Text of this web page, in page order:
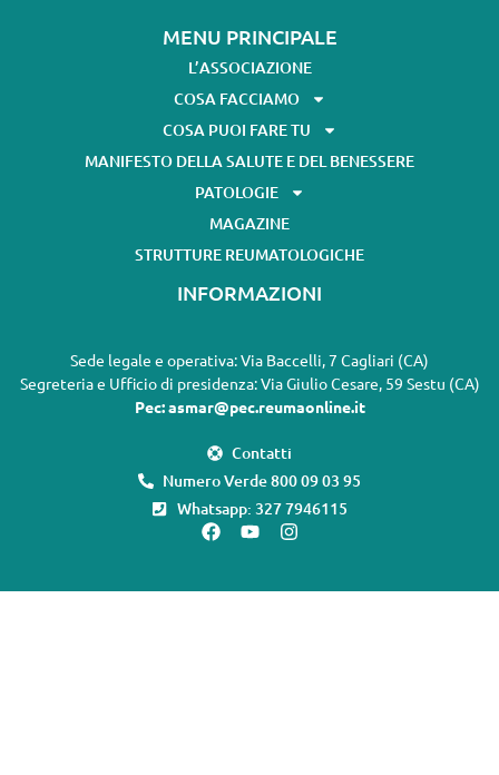
MENU PRINCIPALE
L’ASSOCIAZIONE
COSA FACCIAMO
COSA PUOI FARE TU
MANIFESTO DELLA SALUTE E DEL BENESSERE
PATOLOGIE
MAGAZINE
STRUTTURE REUMATOLOGICHE
INFORMAZIONI
Sede legale e operativa: Via Baccelli, 7 Cagliari (CA)
Segreteria e Ufficio di presidenza: Via Giulio Cesare, 59 Sestu (CA)
Pec: asmar@pec.reumaonline.it
Contatti
Numero Verde 800 09 03 95
Whatsapp: 327 7946115